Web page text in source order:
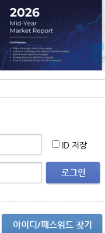
로그인
ID 저장
아이디/패스워드 찾기